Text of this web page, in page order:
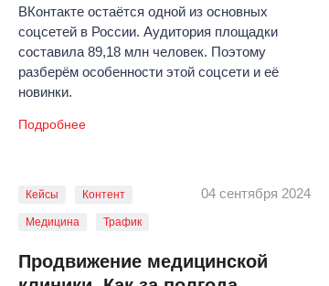
ВКонтакте остаётся одной из основных
соцсетей в России. Аудитория площадки
составила 89,18 млн человек. Поэтому
разберём особенности этой соцсети и её
новинки.
Подробнее
04 сентября 2024
Кейсы Контент
Медицина Трафик
Продвижение медицинской